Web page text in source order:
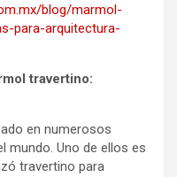
blog/marmol-
para-arquitectura-
travertino:
en numerosos
mundo. Uno de ellos es
travertino para